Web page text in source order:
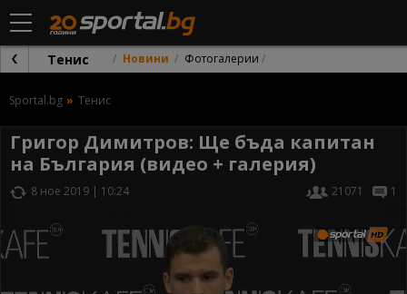
Тенис Новини Фотогалерии
Sportal.bg Тенис
Григор Димитров: Ще бъда капитан
на България (видео + галерия)
8 ное 2019 | 10:24 21071 1